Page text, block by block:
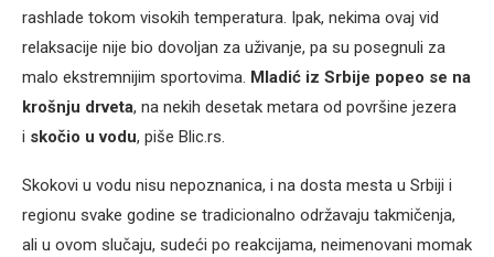
rashlade tokom visokih temperatura. Ipak, nekima ovaj vid
relaksacije nije bio dovoljan za uživanje, pa su posegnuli za
malo ekstremnijim sportovima. Mladić iz Srbije popeo se na
krošnju drveta, na nekih desetak metara od površine jezera
i skočio u vodu, piše Blic.rs.
Skokovi u vodu nisu nepoznanica, i na dosta mesta u Srbiji i
regionu svake godine se tradicionalno održavaju takmičenja,
ali u ovom slučaju, sudeći po reakcijama, neimenovani momak